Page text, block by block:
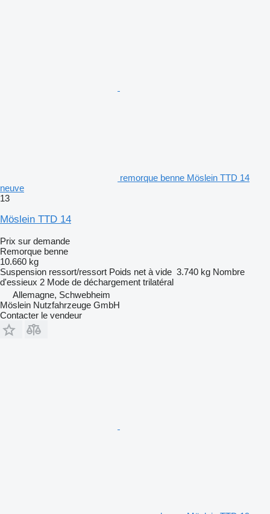
remorque benne Möslein TTD 14
neuve
13
Möslein TTD 14
Prix sur demande
Remorque benne
10.660 kg
Suspension ressort/ressort Poids net à vide 3.740 kg Nombre
d'essieux 2 Mode de déchargement trilatéral
Allemagne, Schwebheim
Möslein Nutzfahrzeuge GmbH
Contacter le vendeur